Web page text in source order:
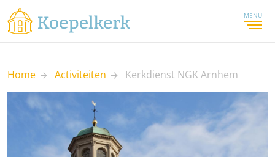
MENU
Home Activiteiten Kerkdienst NGK Arnhem